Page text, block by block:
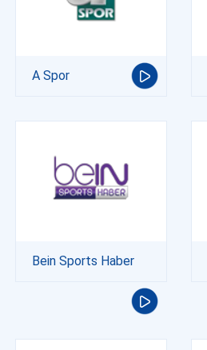
A Spor
Bein Sports Haber